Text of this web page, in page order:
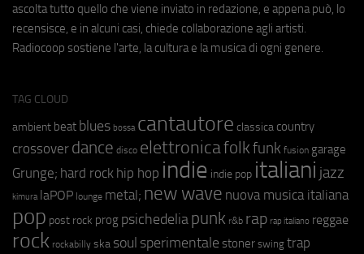
ascolta tutto quello che viene inviato in redazione, e appena può, lo
recensisce, e in alcuni casi, chiede collaborazione agli artisti.
Radiocoop sostiene l'arte, la cultura e la musica di ogni genere.
TAG CLOUD
ambient beat blues bossa cantautore classica country
crossover dance disco elettronicafolkfunk fusion garage
Grunge; hard rock hip hop indie indie pop italiani jazz
kimura laPOP lounge metal; new wave nuova musica italiana
pop post rock prog psichedeliapunk r&b rap rap italiano reggae
rock rockabilly ska soul sperimentale stoner swing trap